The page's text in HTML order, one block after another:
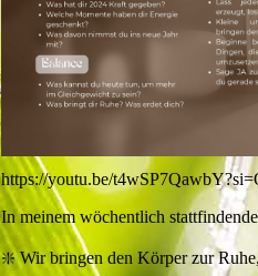
https://youtu.be/
In meinem wöchentlich
❇️ Wir bringen den Körper zur Ruhe,